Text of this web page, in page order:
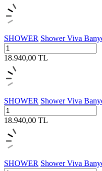
SHOWER Shower Viva
18.940,00 TL
SHOWER Shower Viva
18.940,00 TL
SHOWER Shower Viva